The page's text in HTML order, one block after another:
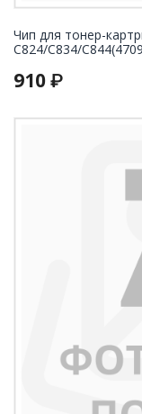
Чип для тонер-
C824/C834/
910 ₽